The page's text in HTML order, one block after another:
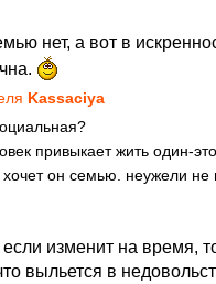
нет, а вот в
Kassaciya
привыкает жить один-это
хочет он семью. неужели не
изменит на время,
выльется в